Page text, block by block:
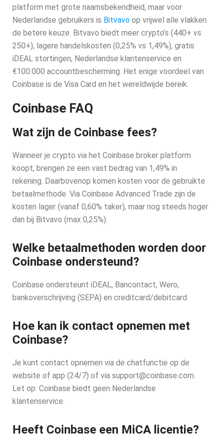
platform met grote naamsbekendheid, maar voor
Nederlandse gebruikers is Bitvavo op vrijwel alle vlakken
de betere keuze. Bitvavo biedt meer crypto’s (440+ vs
250+), lagere handelskosten (0,25% vs 1,49%), gratis
iDEAL stortingen, Nederlandse klantenservice en
€100.000 accountbescherming. Het enige voordeel van
Coinbase is de Visa Card en het wereldwijde bereik.
Coinbase FAQ
Wat zijn de Coinbase fees?
Wanneer je crypto via het Coinbase broker platform
koopt, brengen ze een vast bedrag van 1,49% in
rekening. Daarbovenop komen kosten voor de gebruikte
betaalmethode. Via Coinbase Advanced Trade zijn de
kosten lager (vanaf 0,60% taker), maar nog steeds hoger
dan bij Bitvavo (max 0,25%).
Welke betaalmethoden worden door
Coinbase ondersteund?
Coinbase ondersteunt iDEAL, Bancontact, Wero,
bankoverschrijving (SEPA) en creditcard/debitcard.
Hoe kan ik contact opnemen met
Coinbase?
Je kunt contact opnemen via de chatfunctie op de
website of app (24/7) of via support@coinbase.com.
Let op: Coinbase biedt geen Nederlandse
klantenservice.
Heeft Coinbase een MiCA licentie?